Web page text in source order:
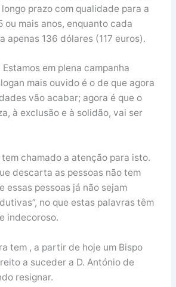
prazo com qualidade para a
ou mais anos, enquanto cada
apenas 136 dólares (117 euros).
em plena campanha
mais ouvido é o de que agora
vão acabar; agora é que o
à exclusão e à solidão, vai ser
chamado a atenção para isto.
descarta as pessoas não tem
essas pessoas já não sejam
no que estas palavras têm
indecoroso.
tem , a partir de hoje um Bispo
a suceder a D. António de
resignar.